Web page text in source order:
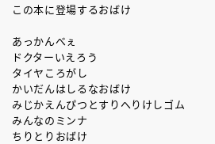
この本に登場するおばけ
あっかんべぇ
ドクターいえろう
タイヤころがし
かいだんはしるなおばけ
みじかえんぴつとすりへりけしゴム
みんなのミンナ
ちりとりおばけ